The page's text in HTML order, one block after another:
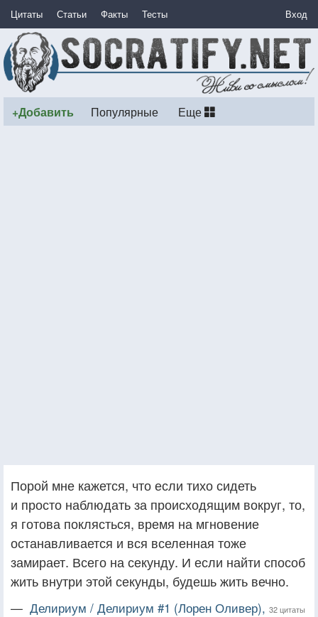
Цитаты Статьи Факты Тесты Вход
+Добавить Популярные Еще
Порой мне кажется, что если тихо сидеть
и просто наблюдать за происходящим вокруг, то,
я готова поклясться, время на мгновение
останавливается и вся вселенная тоже
замирает. Всего на секунду. И если найти способ
жить внутри этой секунды, будешь жить вечно.
— Делириум / Делириум #1 (Лорен Оливер), 32 цитаты